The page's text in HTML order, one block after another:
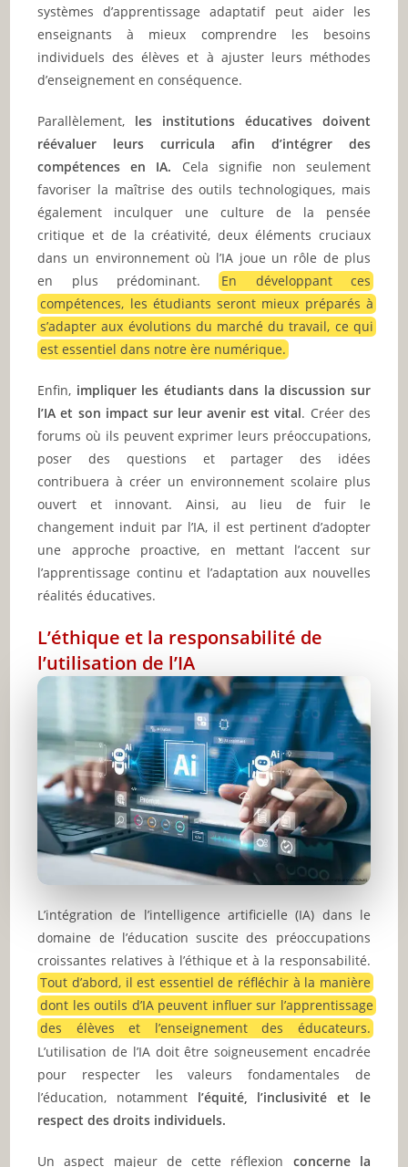
systèmes d’apprentissage adaptatif peut aider les
enseignants à mieux comprendre les besoins
individuels des élèves et à ajuster leurs méthodes
d’enseignement en conséquence.
Parallèlement, les institutions éducatives doivent
réévaluer leurs curricula afin d’intégrer des
compétences en IA. Cela signifie non seulement
favoriser la maîtrise des outils technologiques, mais
également inculquer une culture de la pensée
critique et de la créativité, deux éléments cruciaux
dans un environnement où l’IA joue un rôle de plus
en plus prédominant. En développant ces
compétences, les étudiants seront mieux préparés à
s’adapter aux évolutions du marché du travail, ce qui
est essentiel dans notre ère numérique.
Enfin, impliquer les étudiants dans la discussion sur
l’IA et son impact sur leur avenir est vital. Créer des
forums où ils peuvent exprimer leurs préoccupations,
poser des questions et partager des idées
contribuera à créer un environnement scolaire plus
ouvert et innovant. Ainsi, au lieu de fuir le
changement induit par l’IA, il est pertinent d’adopter
une approche proactive, en mettant l’accent sur
l’apprentissage continu et l’adaptation aux nouvelles
réalités éducatives.
L’éthique et la responsabilité de
l’utilisation de l’IA
L’intégration de l’intelligence artificielle (IA) dans le
domaine de l’éducation suscite des préoccupations
croissantes relatives à l’éthique et à la responsabilité.
Tout d’abord, il est essentiel de réfléchir à la manière
dont les outils d’IA peuvent influer sur l’apprentissage
des élèves et l’enseignement des éducateurs.
L’utilisation de l’IA doit être soigneusement encadrée
pour respecter les valeurs fondamentales de
l’éducation, notamment l’équité, l’inclusivité et le
respect des droits individuels.
Un aspect majeur de cette réflexion concerne la